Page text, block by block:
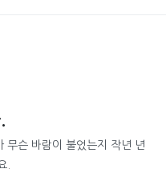
무슨 바람이 불었는지 작년 년
.